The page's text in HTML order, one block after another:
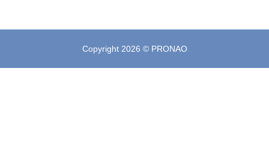
Copyright 2026 © PRONAO